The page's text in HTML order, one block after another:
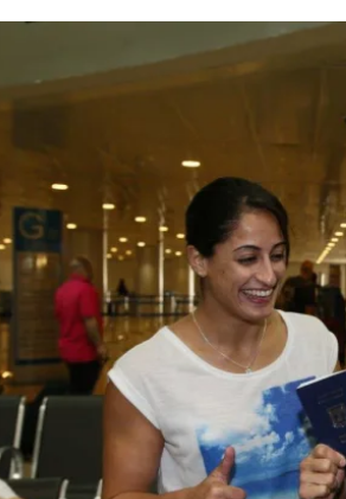
ליגה סינית